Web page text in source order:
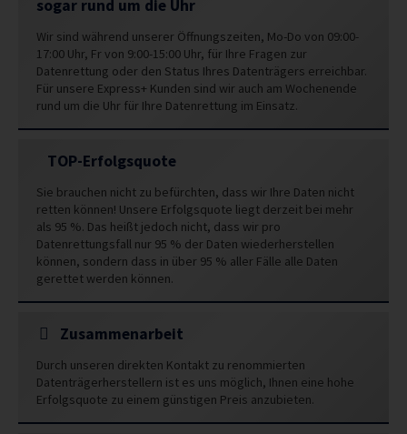
sogar rund um die Uhr
Wir sind während unserer Öffnungszeiten, Mo-Do von 09:00-
17:00 Uhr, Fr von 9:00-15:00 Uhr, für Ihre Fragen zur
Datenrettung oder den Status Ihres Datenträgers erreichbar.
Für unsere Express+ Kunden sind wir auch am Wochenende
rund um die Uhr für Ihre Datenrettung im Einsatz.
TOP-Erfolgsquote
Sie brauchen nicht zu befürchten, dass wir Ihre Daten nicht
retten können! Unsere Erfolgsquote liegt derzeit bei mehr
als 95 %. Das heißt jedoch nicht, dass wir pro
Datenrettungsfall nur 95 % der Daten wiederherstellen
können, sondern dass in über 95 % aller Fälle alle Daten
gerettet werden können.
Zusammenarbeit
Durch unseren direkten Kontakt zu renommierten
Datenträgerherstellern ist es uns möglich, Ihnen eine hohe
Erfolgsquote zu einem günstigen Preis anzubieten.